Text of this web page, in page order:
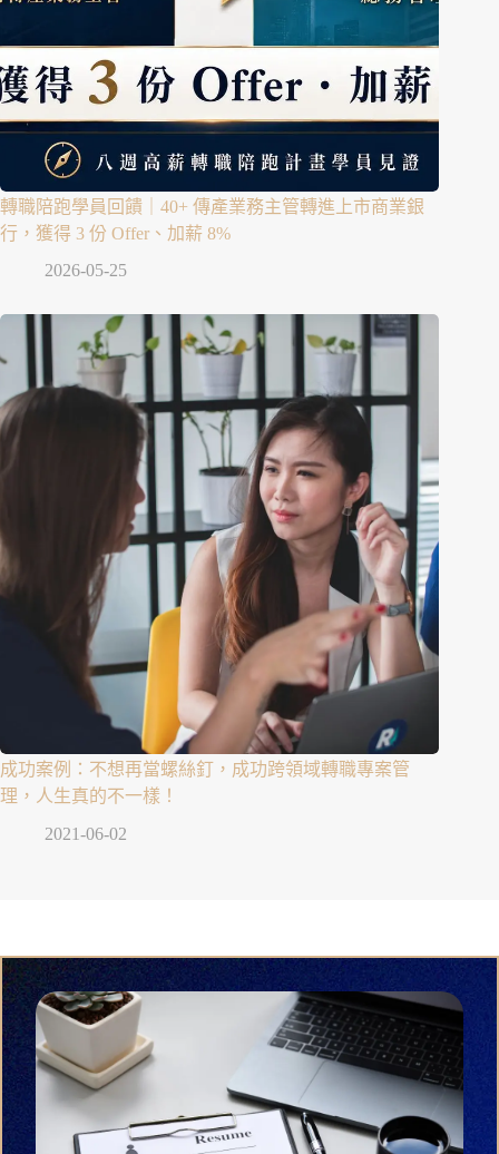
轉職陪跑學員回饋｜40+ 傳產業務主管轉進上市商業銀
行，獲得 3 份 Offer、加薪 8%
2026-05-25
成功案例：不想再當螺絲釘，成功跨領域轉職專案管
理，人生真的不一樣！
2021-06-02